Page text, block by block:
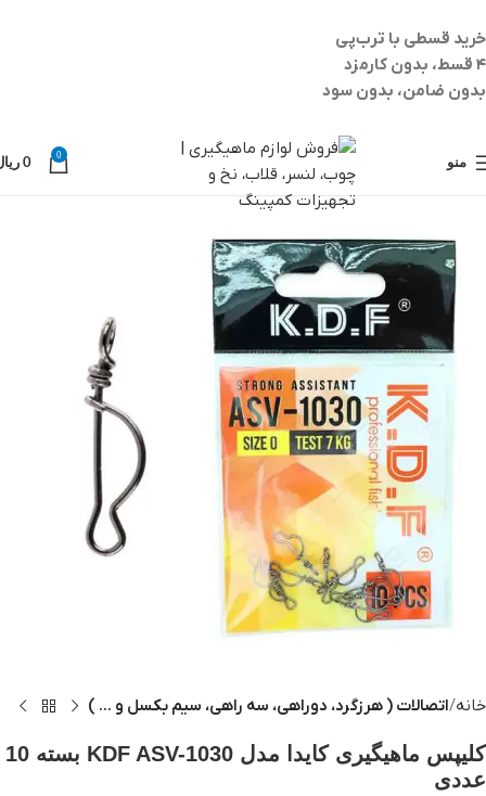
خرید قسطی با ترب‌پی
۴ قسط، بدون کارمزد
بدون ضامن، بدون سود
منو
0
0
خانه اتصالات ( هرزگرد، دوراهی، سه راهی، سیم بکسل و ... )
کلیپس ماهیگیری کایدا مدل KDF ASV-1030 بسته 10
عددی